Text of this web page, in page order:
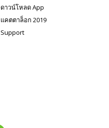
ดาวน์โหลด App
แคตตาล็อก 2019
Support